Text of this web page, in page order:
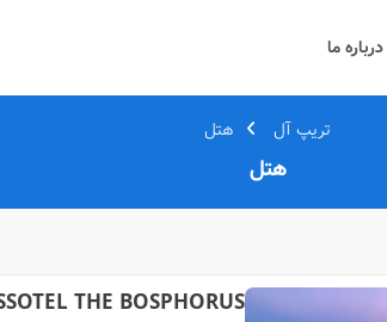
درباره ما
تریپ آل هتل
هتل
THE BOSPHORUS